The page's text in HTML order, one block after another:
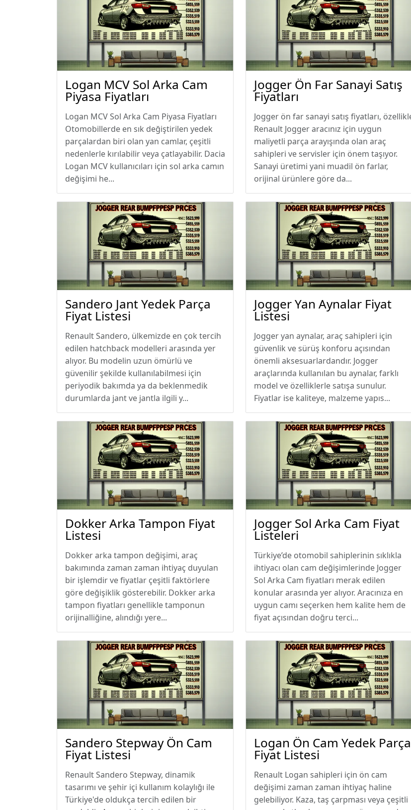
Logan MCV Sol Arka Cam
Piyasa Fiyatları
Logan MCV Sol Arka Cam Piyasa Fiyatları
Otomobillerde en sık değiştirilen yedek
parçalardan biri olan yan camlar, çeşitli
nedenlerle kırılabilir veya çatlayabilir. Dacia
Logan MCV kullanıcıları için sol arka camın
değişimi he...
Jogger Ön Far Sanayi Satış
Fiyatları
Jogger ön far sanayi satış fiyatları,
Renault Jogger aracınız için uygun
maliyetli parça arayışında olan araç
sahipleri ve servisler için önem taşıyor.
Sanayi üretimi yani muadil ön farlar,
orijinal ürünlere göre da...
Sandero Jant Yedek Parça
Fiyat Listesi
Renault Sandero, ülkemizde en çok tercih
edilen hatchback modelleri arasında yer
alıyor. Bu modelin uzun ömürlü ve
güvenilir şekilde kullanılabilmesi için
periyodik bakımda ya da beklenmedik
durumlarda jant ve jantla ilgili y...
Jogger Yan Aynalar Fiyat
Listesi
Jogger yan aynalar, araç sahipleri için
güvenlik ve sürüş konforu açısından
önemli aksesuarlardandır. Jogger
araçlarında kullanılan bu aynalar, farklı
model ve özelliklerle satışa sunulur.
Fiyatlar ise kaliteye, malzeme yapıs...
Dokker Arka Tampon Fiyat
Listesi
Dokker arka tampon değişimi, araç
bakımında zaman zaman ihtiyaç duyulan
bir işlemdir ve fiyatlar çeşitli faktörlere
göre değişiklik gösterebilir. Dokker arka
tampon fiyatları genellikle tamponun
orijinalliğine, alındığı yere...
Jogger Sol Arka Cam Fiyat
Listeleri
Türkiye’de otomobil sahiplerinin sıklıkla
ihtiyacı olan cam değişimlerinde Jogger
Sol Arka Cam fiyatları merak edilen
konular arasında yer alıyor. Aracınıza en
uygun camı seçerken hem kalite hem de
fiyat açısından doğru terci...
Sandero Stepway Ön Cam
Fiyat Listesi
Renault Sandero Stepway, dinamik
tasarımı ve şehir içi kullanım kolaylığı ile
Türkiye'de oldukça tercih edilen bir
Logan Ön Cam Yedek Parça
Fiyat Listesi
Renault Logan sahipleri için ön cam
değişimi zaman zaman ihtiyaç haline
gelebiliyor. Kaza, taş çarpması veya çeşitli